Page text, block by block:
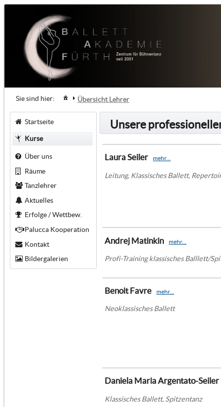
Sie sind hier: Übersicht Lehrer
Startseite
Kurse
Über uns
Räume
Tanzlehrer
Aktuelles
Erfolge / Wettbew.
Palucca Kooperation
Kontakt
Bildergalerien
Unsere
Laura Seiler mehr...
Leitung, Klassisches Ballett,
Andrej Matinkin mehr...
Profi-Training klassisches Balllett/
Benoit Favre mehr...
Neoklassisches Ballett
Daniela Maria Argentato-Seiler
Klassisches Ballett, Spitzentanz